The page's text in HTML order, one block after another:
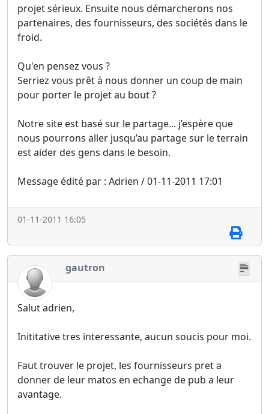
projet sérieux. Ensuite nous démarcherons nos
partenaires, des fournisseurs, des sociétés dans le
froid.
Qu'en pensez vous ?
Serriez vous prêt à nous donner un coup de main
pour porter le projet au bout ?
Notre site est basé sur le partage... j’espère que
nous pourrons aller jusqu’au partage sur le terrain
est aider des gens dans le besoin.
Message édité par : Adrien / 01-11-2011 17:01
01-11-2011 16:05
gautron
Salut adrien,
Inititative tres interessante, aucun soucis pour moi.
Faut trouver le projet, les fournisseurs pret a
donner de leur matos en echange de pub a leur
avantage.